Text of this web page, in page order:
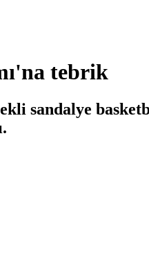
tebrik
sandalye